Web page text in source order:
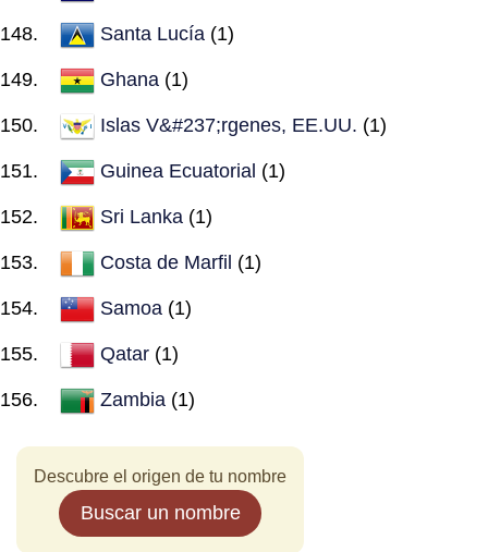
Santa Lucía (1)
Ghana (1)
Islas V&#237;rgenes, EE.UU. (1)
Guinea Ecuatorial (1)
Sri Lanka (1)
Costa de Marfil (1)
Samoa (1)
Qatar (1)
Zambia (1)
Descubre el origen de tu nombre
Buscar un nombre